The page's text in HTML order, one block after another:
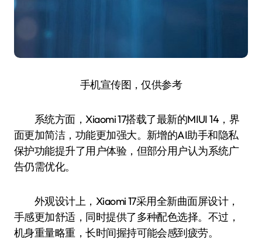
手机宣传图，仅供参考
系统方面，Xiaomi 17搭载了最新的MIUI 14，界
面更加简洁，功能更加强大。新增的AI助手和隐私
保护功能提升了用户体验，但部分用户认为系统广
告仍需优化。
外观设计上，Xiaomi 17采用全新曲面屏设计，
手感更加舒适，同时提供了多种配色选择。不过，
机身重量略重，长时间握持可能会感到疲劳。